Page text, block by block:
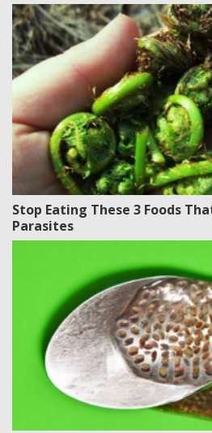
Stop Eating These 3 Foods
Parasites